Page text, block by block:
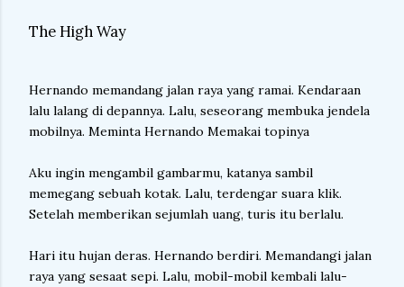
The High Way
Hernando memandang jalan raya yang ramai. Kendaraan
lalu lalang di depannya. Lalu, seseorang membuka jendela
mobilnya. Meminta Hernando Memakai topinya
Aku ingin mengambil gambarmu, katanya sambil
memegang sebuah kotak. Lalu, terdengar suara klik.
Setelah memberikan sejumlah uang, turis itu berlalu.
Hari itu hujan deras. Hernando berdiri. Memandangi jalan
raya yang sesaat sepi. Lalu, mobil-mobil kembali lalu-